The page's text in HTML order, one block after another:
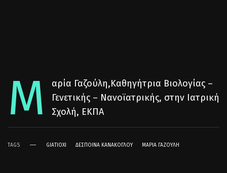
Μ
αρία Γαζούλη,Καθηγήτρια Βιολογίας –
Γενετικής – Νανοϊατρικής, στην Ιατρική
Σχολή, ΕΚΠΑ
TAGS GIATIOXI ΔΈΣΠΟΙΝΑ ΚΑΝΆΚΟΓΛΟΥ ΜΑΡΊΑ ΓΑΖΟΎΛΗ